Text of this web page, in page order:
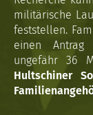
militärische
feststellen.
einen Antrag
ungefähr 36
Hultschiner